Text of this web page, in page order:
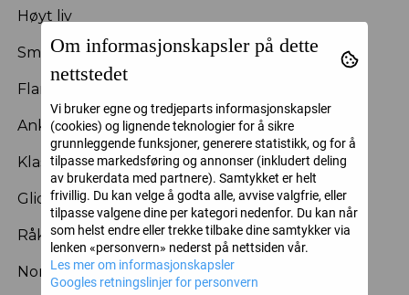
Høyt liv
Smal over hofte og lår
Flare fra kneet
Ankellengde
Klassisk femlommersmodell
Glidelås og knapp i front
Råkant nederst
Normal i størrelsen
Om informasjonskapsler på dette
nettstedet
Vi bruker egne og tredjeparts informasjonskapsler
(cookies) og lignende teknologier for å sikre
grunnleggende funksjoner, generere statistikk, og for å
tilpasse markedsføring og annonser (inkludert deling
av brukerdata med partnere). Samtykket er helt
frivillig. Du kan velge å godta alle, avvise valgfrie, eller
tilpasse valgene dine per kategori nedenfor. Du kan når
som helst endre eller trekke tilbake dine samtykker via
lenken «personvern» nederst på nettsiden vår.
Les mer om informasjonskapsler
Googles retningslinjer for personvern